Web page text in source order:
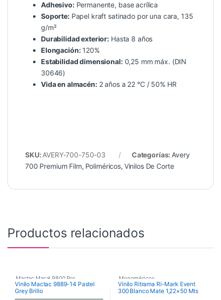
Adhesivo:Permanente, base acrílica
Soporte:Papel kraft satinado por una cara, 135
g/m²
Durabilidad exterior: Hasta 8 años
Elongación:120%
Estabilidad dimensional:0,25 mm máx. (DIN
30646)
Vida en almacén:2 años a 22 °C / 50% HR
SKU: AVERY-700-750-03 Categorías: Avery
700 Premium Film, Poliméricos, Vinilos De Corte
Productos relacionados
Mactac Macal 9800 Pro
Poliméricos
Vinilo Mactac 9889-14 Pastel
Grey Brillo
Monoméricos
RITRAMA Ri-Mark M300 Event
Vinilo Ritrama Ri-Mark Event
300 Blanco Mate 1,22×50 Mts